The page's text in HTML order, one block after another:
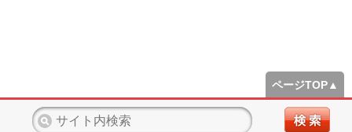
ページTOP▲